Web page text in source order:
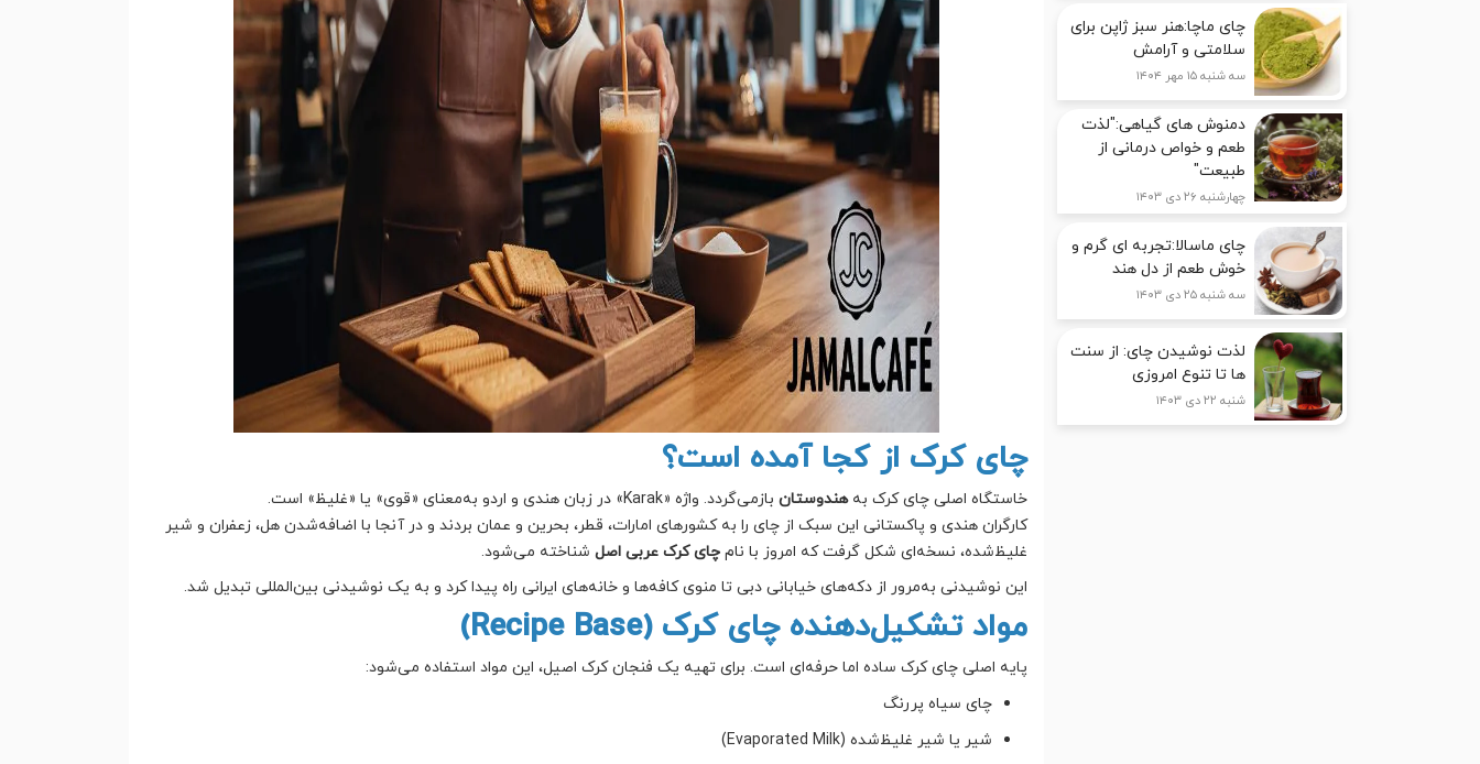
چای ماچا:هنر سبز ژاپن برای
سلامتی و آرامش
سه شنبه ۱۵ مهر ۱۴۰۴
دمنوش های گیاهی:"لذت
طعم و خواص درمانی از
طبیعت"
چهارشنبه ۲۶ دی ۱۴۰۳
چای ماسالا:تجربه ای گرم و
خوش طعم از دل هند
سه شنبه ۲۵ دی ۱۴۰۳
لذت نوشیدن چای: از سنت
ها تا تنوع امروزی
شنبه ۲۲ دی ۱۴۰۳
چای کرک از کجا آمده است؟
خاستگاه اصلی چای کرک بههندوستان بازمی‌گردد. واژه «Karak» در زبان هندی و اردو به‌معنای «قوی» یا «غلیظ» است.
کارگران هندی و پاکستانی این سبک از چای را به کشورهای امارات، قطر، بحرین و عمان بردند و در آنجا با اضافه‌شدن هل، زعفران و شیر
غلیظ‌شده، نسخه‌ای شکل گرفت که امروز با نامچای کرک عربی اصل شناخته می‌شود.
این نوشیدنی به‌مرور از دکه‌های خیابانی دبی تا منوی کافه‌ها و خانه‌های ایرانی راه پیدا کرد و به یک نوشیدنی بین‌المللی تبدیل شد.
مواد تشکیل‌دهنده چای کرک (Recipe Base)
پایه اصلی چای کرک ساده اما حرفه‌ای است. برای تهیه یک فنجان کرک اصیل، این مواد استفاده می‌شود:
چای سیاه پررنگ
شیر یا شیر غلیظ‌شده (Evaporated Milk)